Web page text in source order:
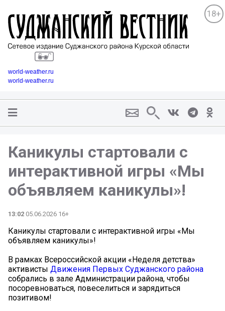
18+
world-weather.ru
world-weather.ru
Каникулы стартовали с
интерактивной игры «Мы
объявляем каникулы»!
13:02 05.06.2026 16+
Каникулы стартовали с интерактивной игры «Мы
объявляем каникулы»!
В рамках Всероссийской акции «Неделя детства»
активисты Движения Первых Суджанского района
собрались в зале Администрации района, чтобы
посоревноваться, повеселиться и зарядиться
позитивом!